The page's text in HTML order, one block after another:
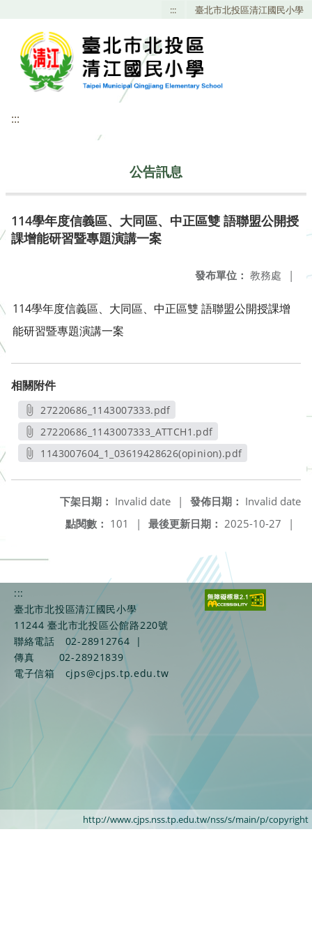
::: 臺北市北投區清江國民小學
:::
公告訊息
114學年度信義區、大同區、中正區雙 語聯盟公開授
課增能研習暨專題演講一案
發布單位： 教務處 |
114學年度信義區、大同區、中正區雙 語聯盟公開授課增
能研習暨專題演講一案
相關附件
27220686_1143007333.pdf
另開新視窗
27220686_1143007333_ATTCH1.pdf
另開新視窗
1143007604_1_03619428626(opinion).pdf
發佈日期： Invalid date
下架日期： Invalid date
|
最後更新日期： 2025-10-27 |
點閱數： 101 |
:::
臺北市北投區清江國民小學
11244 臺北市北投區公館路220號
聯絡電話
02-28912764
|
傳真
02-28921839
電子信箱
cjps@cjps.tp.edu.tw
http://www.cjps.nss.tp.edu.tw/nss/s/main/p/copyright